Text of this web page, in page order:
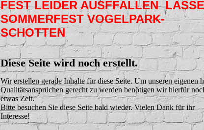
FEST LEIDER AUSFFALLEN
SOMMERFEST VOGELPARK-
SCHOTTEN
Diese Seite wird noch erstellt.
Wir erstellen gerade Inhalte für diese Seite. Um unseren eigenen
Qualitätsansprüchen gerecht zu werden benötigen wir hierfür
etwas Zeit.
Bitte besuchen Sie diese Seite bald wieder. Vielen Dank für ihr
Interesse!